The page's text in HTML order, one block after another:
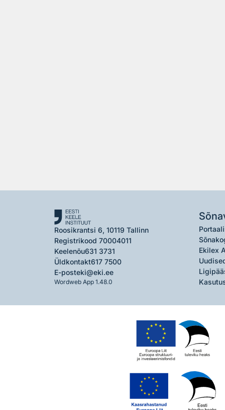
Roosikrantsi 6, 10119 Tallinn
Registrikood 70004011
Keelenõu631 3731
Üldkontakt617 7500
E-posteki@eki.ee
Wordweb App 1.48.0
Ekilex